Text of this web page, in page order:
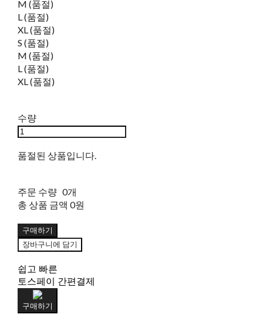
M (품절)
L (품절)
XL (품절)
S (품절)
M (품절)
L (품절)
XL (품절)
수량
품절된 상품입니다.
주문 수량 0개
총 상품 금액 0원
구매하기
장바구니에 담기
쉽고 빠른
토스페이 간편결제
구매하기